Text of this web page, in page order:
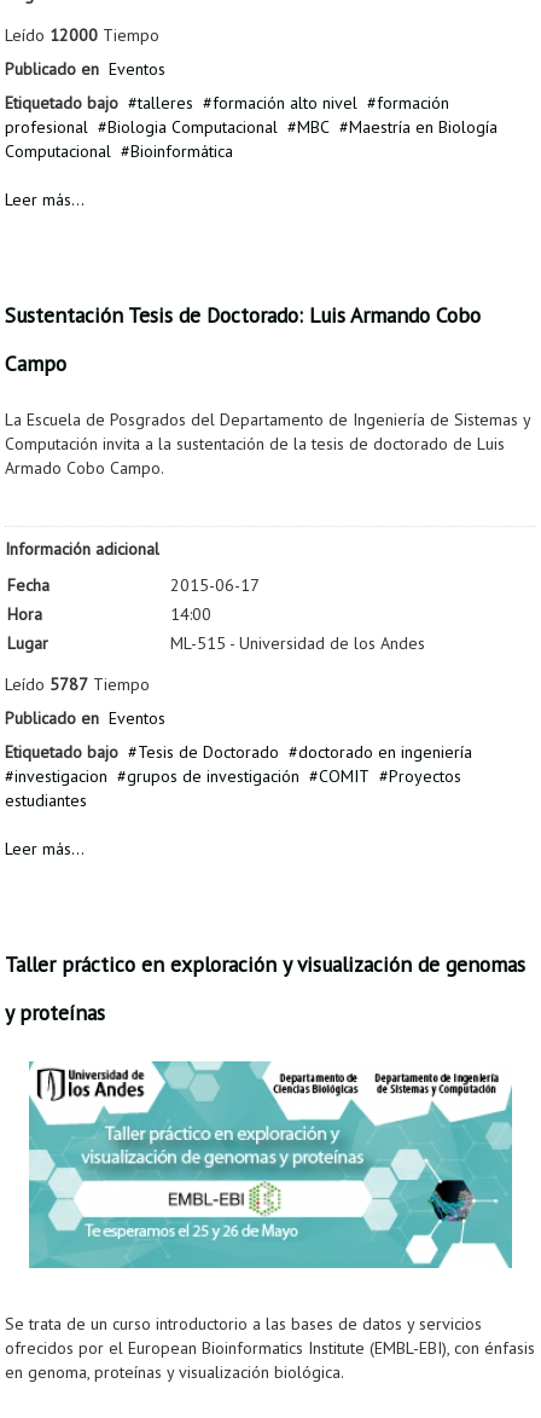
Leído 12000 Tiempo
Publicado en Eventos
Etiquetado bajo
talleres formación alto nivel
formación
profesional
Biologia Computacional MBC
Maestría en Biología
Computacional
Bioinformática
Leer más...
Sustentación Tesis de Doctorado: Luis Armando Cobo
Campo
La Escuela de Posgrados del Departamento de Ingeniería de Sistemas y
Computación invita a la sustentación de la tesis de doctorado de Luis
Armado Cobo Campo.
Información adicional
Fecha
2015-06-17
Hora
14:00
Lugar
ML-515 - Universidad de los Andes
Leído 5787 Tiempo
Publicado en Eventos
Etiquetado bajo
Tesis de Doctorado
doctorado en ingeniería
investigacion
grupos de investigación COMIT
Proyectos
estudiantes
Leer más...
Taller práctico en exploración y visualización de genomas
y proteínas
Se trata de un curso introductorio a las bases de datos y servicios
ofrecidos por el European Bioinformatics Institute (EMBL-EBI), con énfasis
en genoma, proteínas y visualización biológica.
Reingreso
Reintegro
Retiro voluntario
Transferencia
Grado